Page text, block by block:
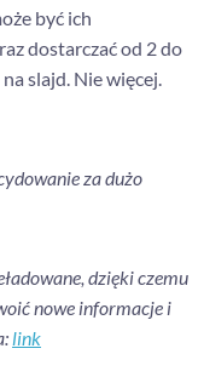
być ich
dostarczać od 2 do
slajd. Nie więcej.
za dużo
dzięki czemu
nowe informacje i
link